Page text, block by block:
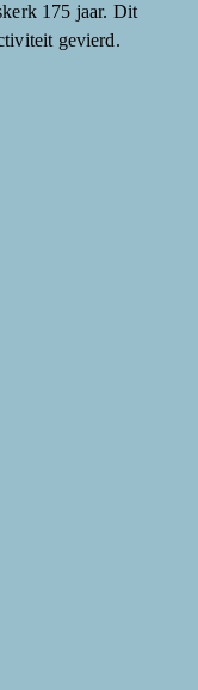
175 jaar. Dit
gevierd.